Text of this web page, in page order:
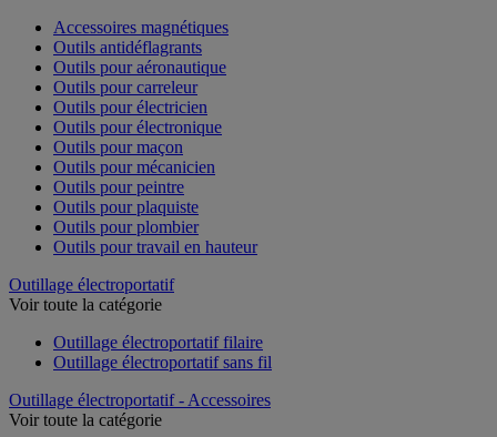
Accessoires magnétiques
Outils antidéflagrants
Outils pour aéronautique
Outils pour carreleur
Outils pour électricien
Outils pour électronique
Outils pour maçon
Outils pour mécanicien
Outils pour peintre
Outils pour plaquiste
Outils pour plombier
Outils pour travail en hauteur
Outillage électroportatif
Voir toute la catégorie
Outillage électroportatif filaire
Outillage électroportatif sans fil
Outillage électroportatif - Accessoires
Voir toute la catégorie